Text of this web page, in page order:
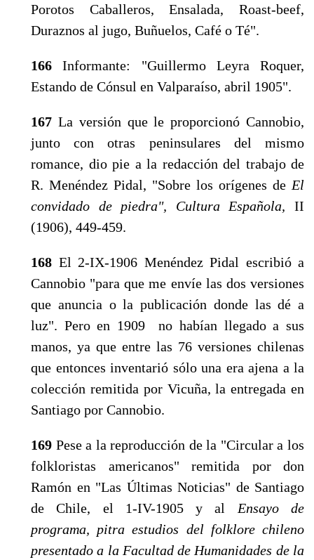
Porotos Caballeros, Ensalada, Roast-beef,
Duraznos al jugo, Buñuelos, Café o Té".
166Informante: "Guillermo Leyra Roquer,
Estando de Cónsul en Valparaíso, abril 1905".
167 La versión que le proporcionó Cannobio,
junto con otras peninsulares del mismo
romance, dio pie a la redacción del trabajo de
R. Menéndez Pidal, "So­bre los orígenes de El
convidado de piedra", Cultura Española, II
(1906), 449-459.
168 El 2-IX-1906 Menéndez Pidal escribió a
Can­nobio "para que me envíe las dos versiones
que anun­cia o la publicación donde las dé a
luz". Pero en 1909 no habían llegado a sus
manos, ya que entre las 76 versiones chilenas
que entonces inventarió sólo una era ajena a la
colección remitida por Vicuña, la en­tregada en
Santiago por Cannobio.
169 Pese a la reproducción de la "Circular a los
fol­kloristas americanos" remitida por don
Ramón en "Las Últimas Noticias" de Santiago
de Chile, el 1-IV-1905 y al Ensayo de
programa, pitra estudios del folklore chileno
presentado a la Facultad de Humanidades de la